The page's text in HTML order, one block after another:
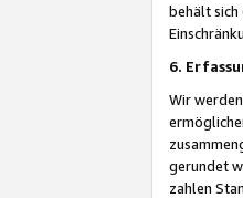
behält sich
6.
Wir
gerundet
zahlen